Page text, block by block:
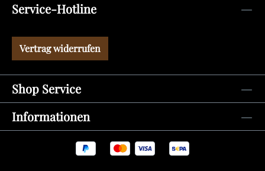
Service-Hotline
Vertrag widerrufen
Shop Service
Informationen